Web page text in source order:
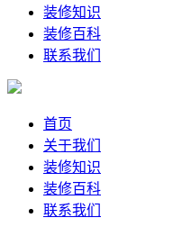
装修知识
装修百科
联系我们
首页
关于我们
装修知识
装修百科
联系我们